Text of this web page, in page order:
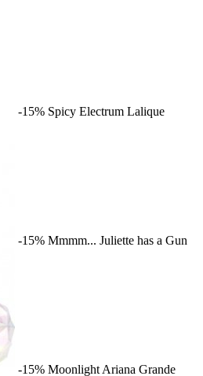
-15% Spicy Electrum Lalique
-15% Mmmm... Juliette has a Gun
-15% Moonlight Ariana Grande